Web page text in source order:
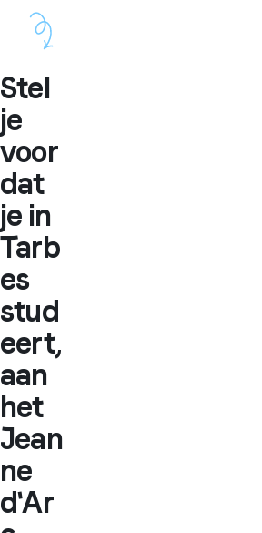
Stel
je
voor
dat
je in
Tarb
es
stud
eert,
aan
het
Jean
ne
d'Ar